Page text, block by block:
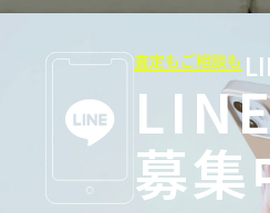
査定もご相談も
募